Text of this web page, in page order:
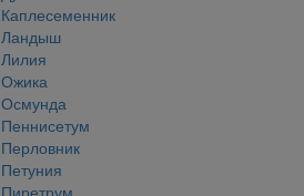
Каплесеменник
Ландыш
Лилия
Ожика
Осмунда
Пеннисетум
Перловник
Петуния
Пиретрум